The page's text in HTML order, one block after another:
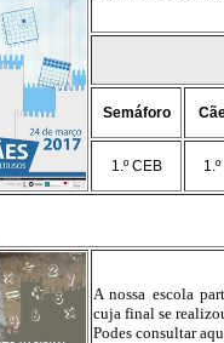
Semáforo
1.º CEB
A nossa escola
cuja final se
Podes consultar